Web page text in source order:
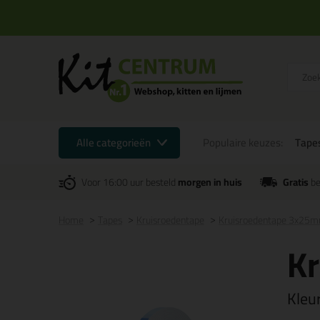
Alle categorieën
Voor 16:00 uur besteldmorgen in huis Gratis